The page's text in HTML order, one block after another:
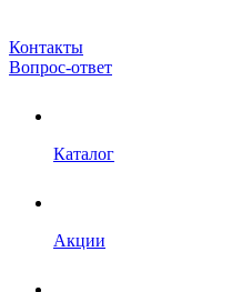
Контакты
Вопрос-ответ
Каталог
Акции